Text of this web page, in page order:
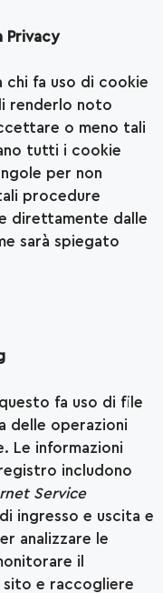
Privacy
chi fa uso di cookie
renderlo noto
o meno tali
tutti i cookie
per non
procedure
direttamente dalle
sarà spiegato
fa uso di file
delle operazioni
Le informazioni
includono
Service
ingresso e uscita e
analizzare le
il
sito e raccogliere